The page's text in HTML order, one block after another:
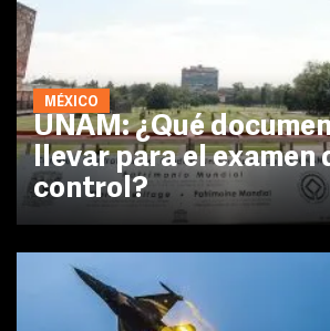
MÉXICO
UNAM: ¿Qué
llevar para el examen
control?